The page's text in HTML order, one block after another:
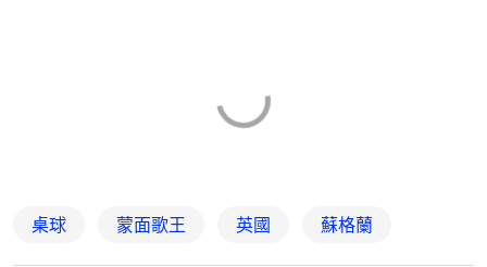
桌球 蒙面歌王 英國 蘇格蘭